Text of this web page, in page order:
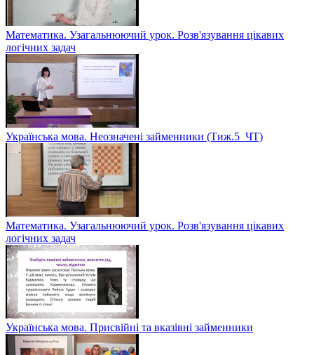
Математика. Узагальнюючий урок. Розв'язування цікавих
логічних задач
Українська мова. Неозначені займенники (Тиж.5_ЧТ)
Математика. Узагальнюючий урок. Розв'язування цікавих
логічних задач
Українська мова. Присвійні та вказівні займенники